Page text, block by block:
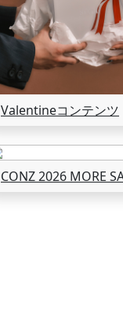
Valentineコンテンツ
CONZ 2026 MORE